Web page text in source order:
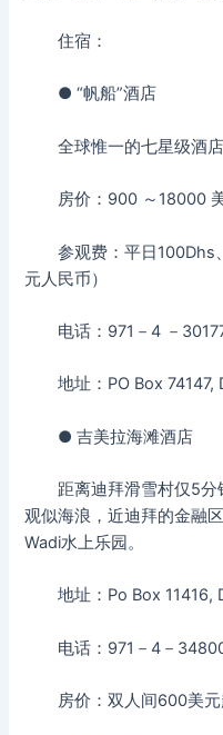
住宿：
● “帆船”酒店
全球惟一的七星级酒店
房价：900 ～18000
参观费：平日100Dhs
元人民币）
电话：971－4 －
地址：PO Box 74147,
● 吉美拉海滩酒店
距离迪拜滑雪村仅5分
观似海浪，近迪拜的金融
Wadi水上乐园。
地址：Po Box 11416,
电话：971－4－
房价：双人间600美元